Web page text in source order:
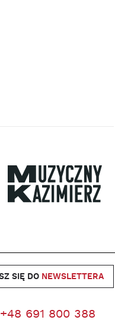
SIĘ DO NEWSLETTERA
+48 691 800 388